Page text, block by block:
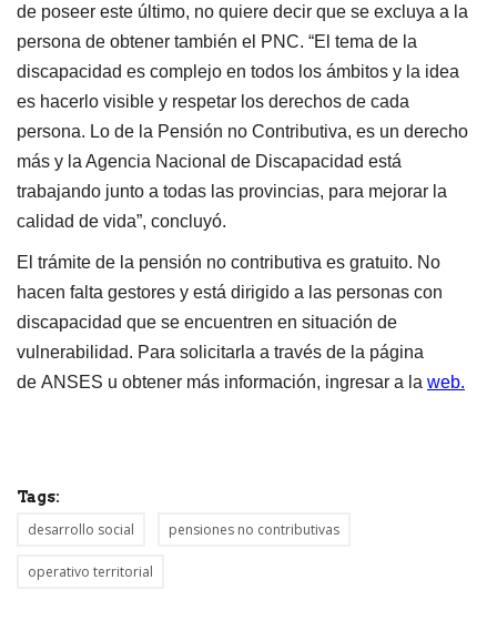
de poseer este último, no quiere decir que se excluya a la
persona de obtener también el PNC. “El tema de la
discapacidad es complejo en todos los ámbitos y la idea
es hacerlo visible y respetar los derechos de cada
persona. Lo de la Pensión no Contributiva, es un derecho
más y la Agencia Nacional de Discapacidad está
trabajando junto a todas las provincias, para mejorar la
calidad de vida”, concluyó.
El trámite de la pensión no contributiva es gratuito. No
hacen falta gestores y está dirigido a las personas con
discapacidad que se encuentren en situación de
vulnerabilidad. Para solicitarla a través de la página
de ANSES u obtener más información, ingresar a la web.
Tags:
desarrollo social pensiones no contributivas
operativo territorial